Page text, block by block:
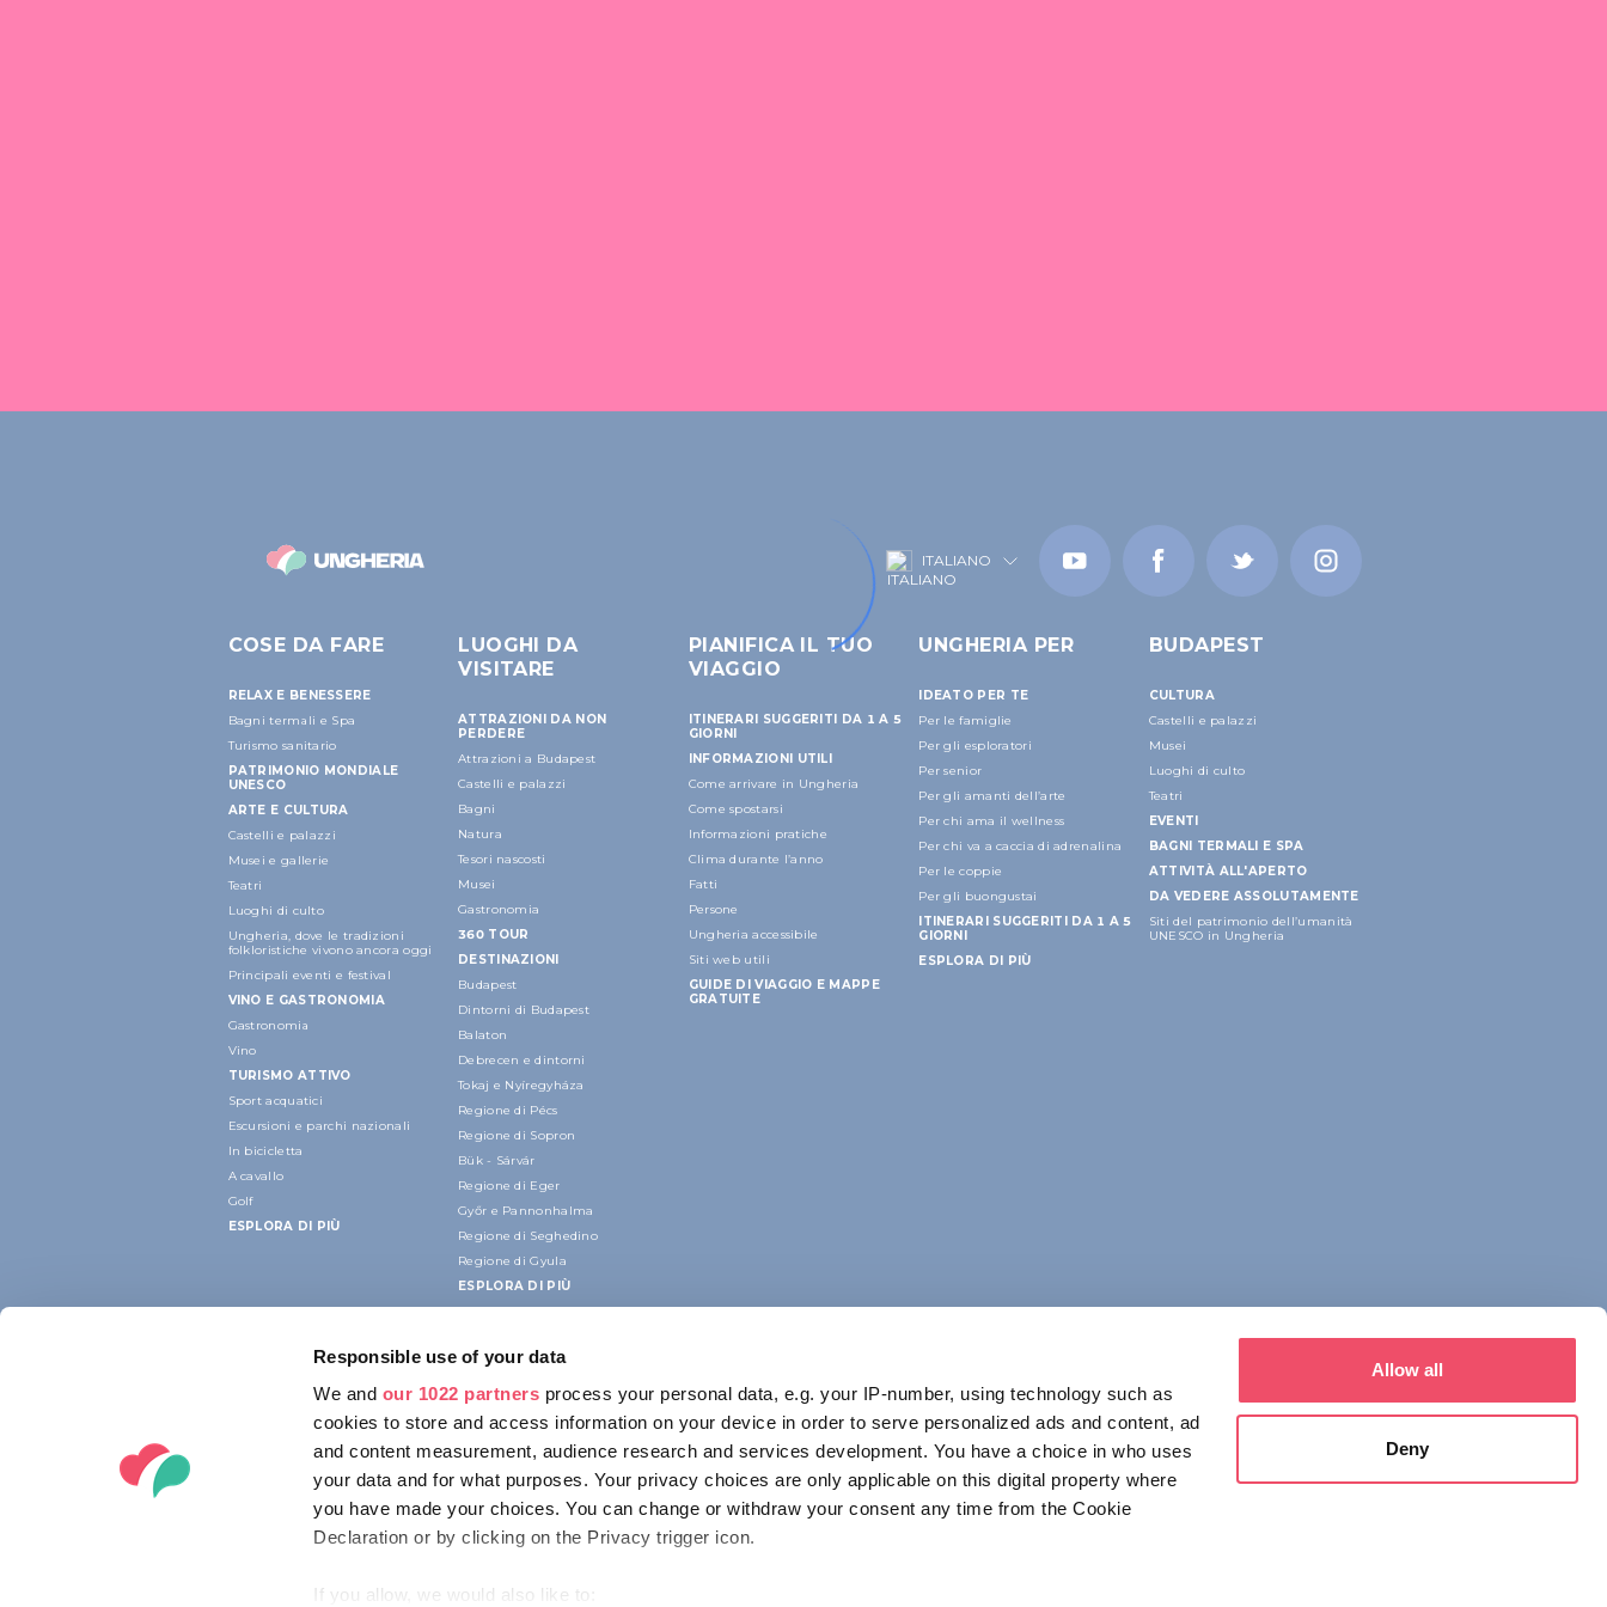
Responsible use of your data
We and our 1022 partners process your personal data, e.g. your IP-number, using technology such as
cookies to store and access information on your device in order to serve personalized ads and content, ad
and content measurement, audience research and services development. You have a choice in who uses
your data and for what purposes. Your privacy choices are only applicable on this digital property where
you have made your choices. You can change or withdraw your consent any time from the Cookie
Declaration or by clicking on the Privacy trigger icon.
If you allow, we would also like to:
Allow all
Deny
ITALIANO
COSE DA FARE
RELAX E BENESSERE
Bagni termali e Spa
Turismo sanitario
PATRIMONIO MONDIALE
UNESCO
ARTE E CULTURA
Castelli e palazzi
Musei e gallerie
Teatri
Luoghi di culto
Ungheria, dove le tradizioni
folkloristiche vivono ancora oggi
Principali eventi e festival
VINO E GASTRONOMIA
Gastronomia
Vino
TURISMO ATTIVO
Sport acquatici
Escursioni e parchi nazionali
In bicicletta
A cavallo
Golf
ESPLORA DI PIÙ
LUOGHI DA
VISITARE
ATTRAZIONI DA NON
PERDERE
Attrazioni a Budapest
Castelli e palazzi
Bagni
Natura
Tesori nascosti
Musei
Gastronomia
360 TOUR
DESTINAZIONI
Budapest
Dintorni di Budapest
Balaton
Debrecen e dintorni
Tokaj e Nyíregyháza
Regione di Pécs
Regione di Sopron
Bük - Sárvár
Regione di Eger
Győr e Pannonhalma
Regione di Seghedino
Regione di Gyula
ESPLORA DI PIÙ
PIANIFICA IL TUO
VIAGGIO
ITINERARI SUGGERITI DA 1 A 5
GIORNI
INFORMAZIONI UTILI
Come arrivare in Ungheria
Come spostarsi
Informazioni pratiche
Clima durante l’anno
Fatti
Persone
Ungheria accessibile
Siti web utili
GUIDE DI VIAGGIO E MAPPE
GRATUITE
UNGHERIA PER
IDEATO PER TE
Per le famiglie
Per gli esploratori
Per senior
Per gli amanti dell’arte
Per chi ama il wellness
Per chi va a caccia di adrenalina
Per le coppie
Per gli buongustai
ITINERARI SUGGERITI DA 1 A 5
GIORNI
ESPLORA DI PIÙ
BUDAPEST
CULTURA
Castelli e palazzi
Musei
Luoghi di culto
Teatri
EVENTI
BAGNI TERMALI E SPA
ATTIVITÀ ALL'APERTO
DA VEDERE ASSOLUTAMENTE
Siti del patrimonio dell’umanità
UNESCO in Ungheria
CONTATTO
Alkotás utca 19